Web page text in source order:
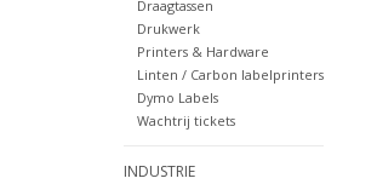
Draagtassen
Drukwerk
Printers & Hardware
Linten / Carbon labelprinters
Dymo Labels
Wachtrij tickets
INDUSTRIE